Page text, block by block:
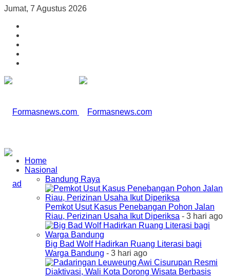
Jumat, 7 Agustus 2026
Home
Nasional
Bandung Raya
Pemkot Usut Kasus Penebangan Pohon Jalan
Riau, Perizinan Usaha Ikut Diperiksa - 3 hari ago
Big Bad Wolf Hadirkan Ruang Literasi bagi
Warga Bandung - 3 hari ago